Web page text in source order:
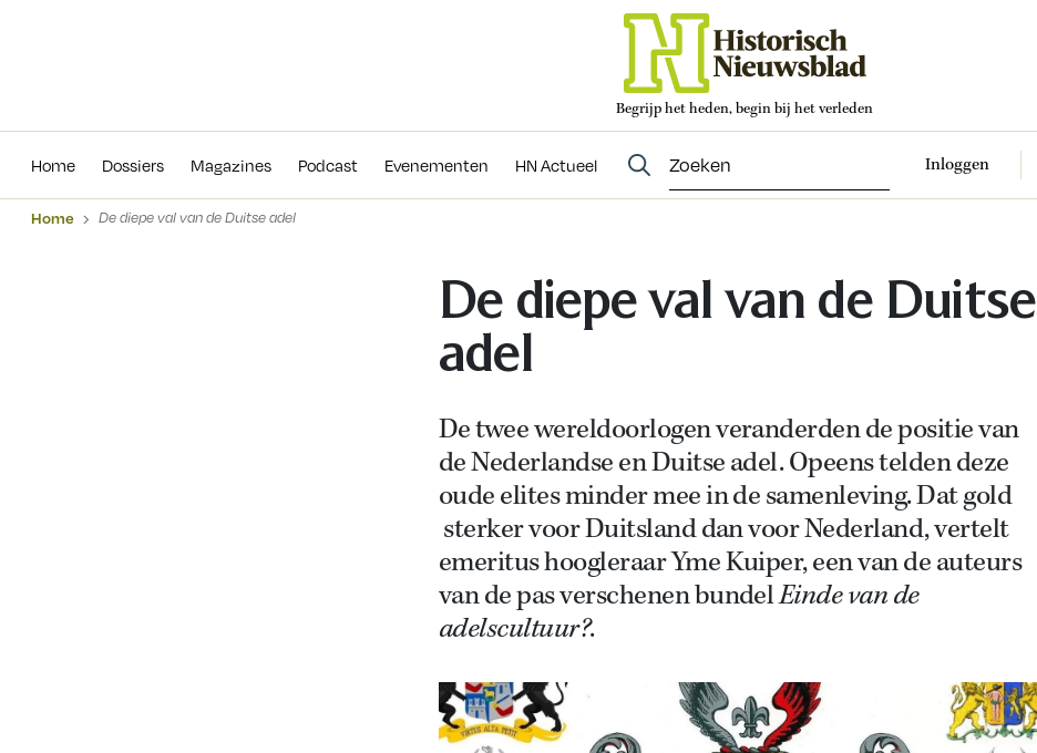
Begrijp het heden, begin bij het verleden
Home Dossiers Magazines Podcast Evenementen HN Actueel Inloggen
Evenementen
Home De diepe val van de Duitse adel
De diepe val van de Duitse
adel
De twee wereldoorlogen veranderden de positie van
de Nederlandse en Duitse adel. Opeens telden deze
oude elites minder mee in de samenleving. Dat gold
sterker voor Duitsland dan voor Nederland, vertelt
emeritus hoogleraar Yme Kuiper, een van de auteurs
van de pas verschenen bundelEinde van de
adelscultuur?.